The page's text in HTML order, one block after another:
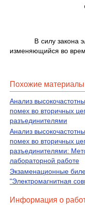
В силу закона
изменяющийся во
Похожие материалы
Анализ
помех во вторичных
разъединителями
Анализ
помех во вторичных
разъединителями:
лабораторной работе
Экзаменационные
"Электромагнитная
Информация о